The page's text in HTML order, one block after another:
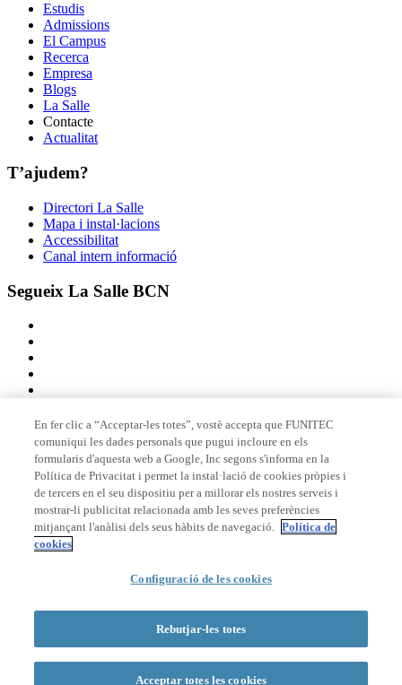
Estudis
Admissions
El Campus
Recerca
Empresa
Blogs
La Salle
Contacte
Actualitat
T’ajudem?
Directori La Salle
Mapa i instal·lacions
Accessibilitat
Canal intern informació
Segueix La Salle BCN
Membre de
Acreditacions
© 2026 La Salle Campus Barcelona - URL |Avís legal
Formulari de cerca
En fer clic a “Acceptar-les totes”, vostè accepta que FUNITEC
comuniqui les dades personals que pugui incloure en els
formularis d'aquesta web a Google, Inc segons s'informa en la
Política de Privacitat i permet la instal·lació de cookies pròpies i
de tercers en el seu dispositiu per a millorar els nostres serveis i
mostrar-li publicitat relacionada amb les seves preferències
mitjançant l'anàlisi dels seus hàbits de navegació. Política de
cookies
Configuració de les cookies
Rebutjar-les totes
Acceptar totes les cookies